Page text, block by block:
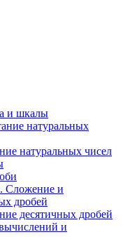
и шкалы
натуральных
натуральных чисел
Сложение и
дробей
десятичных дробей
и